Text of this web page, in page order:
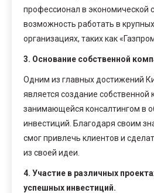
профессионал в экономической
возможность работать в
организациях, таких как
3. Основание собственной
Одним из главных достижений
является создание собственной
занимающейся консалтингом в
инвестиций. Благодаря своим
смог привлечь клиентов и
из своей идеи.
4. Участие в различных
успешных инвестиций.